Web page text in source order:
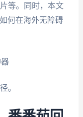
等。同时，本文
何在海外无障碍
。